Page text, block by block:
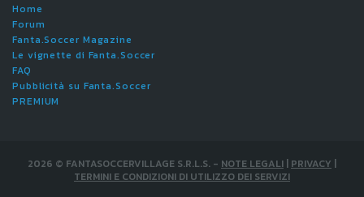
Home
Forum
Fanta.Soccer Magazine
Le vignette di Fanta.Soccer
FAQ
Pubblicità su Fanta.Soccer
PREMIUM
2026 © FANTASOCCERVILLAGE S.R.L.S. - NOTE LEGALI | PRIVACY |
TERMINI E CONDIZIONI DI UTILIZZO DEI SERVIZI